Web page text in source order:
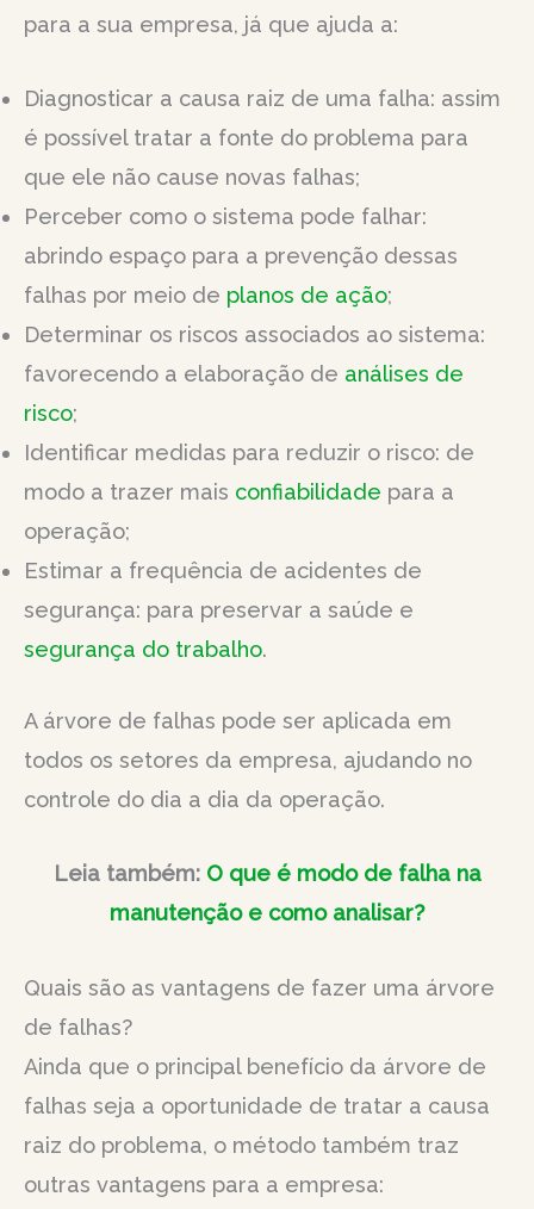
para a sua empresa, já que ajuda a:
Diagnosticar a causa raiz de uma falha: assim
é possível tratar a fonte do problema para
que ele não cause novas falhas;
Perceber como o sistema pode falhar:
abrindo espaço para a prevenção dessas
falhas por meio de planos de ação;
Determinar os riscos associados ao sistema:
favorecendo a elaboração de análises de
risco;
Identificar medidas para reduzir o risco: de
modo a trazer mais confiabilidade para a
operação;
Estimar a frequência de acidentes de
segurança: para preservar a saúde e
segurança do trabalho.
A árvore de falhas pode ser aplicada em
todos os setores da empresa, ajudando no
controle do dia a dia da operação.
Leia também: O que é modo de falha na
manutenção e como analisar?
Quais são as vantagens de fazer uma árvore
de falhas?
Ainda que o principal benefício da árvore de
falhas seja a oportunidade de tratar a causa
raiz do problema, o método também traz
outras vantagens para a empresa: